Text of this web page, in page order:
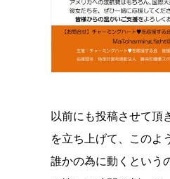
以前にも投稿させて頂
を立ち上げて、このよ
誰かの為に動くという